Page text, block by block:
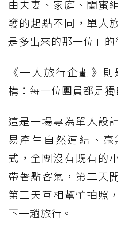
由夫妻、家庭、閨蜜
發的起點不同，單人
是多出來的那一位」的
《一人旅行企劃》
構：每一位團員都是獨
這是一場專為單人設
易產生自然連結、
式，全團沒有既有的
帶著點客氣，第二天
第三天互相幫忙拍照
下一趟旅行。